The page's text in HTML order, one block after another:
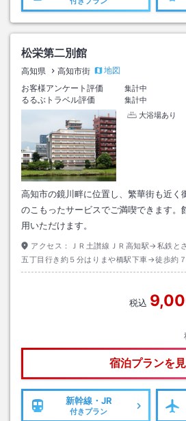
松栄第二別館
高知県 高知市街
地図
お客様アンケート評価
集計中
るるぶトラベル評価
集計中
大浴場あり
高知市の鏡川畔に位置し、繁華街も近く
のこもったサービスでご満喫できます。
用いただけます。
アクセス：
ＪＲ土讃線ＪＲ高知駅→私鉄と
五丁目行き約５分はりまや橋駅下車→徒歩約
税込
宿泊プランを
新幹線・JR
付きプラン